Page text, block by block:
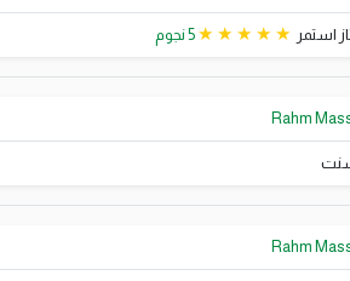
استمر 5 نجوم
Rahm
Rahm